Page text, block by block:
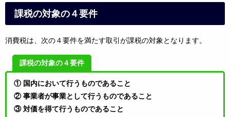
課税の対象の４要件
消費税は、次の４要件を満たす取引が課税の対象となりま す。
課税の対象の４要件
① 国内において行うものであること
② 事業者が事業として行うものであること
③ 対価を得て行うものであること